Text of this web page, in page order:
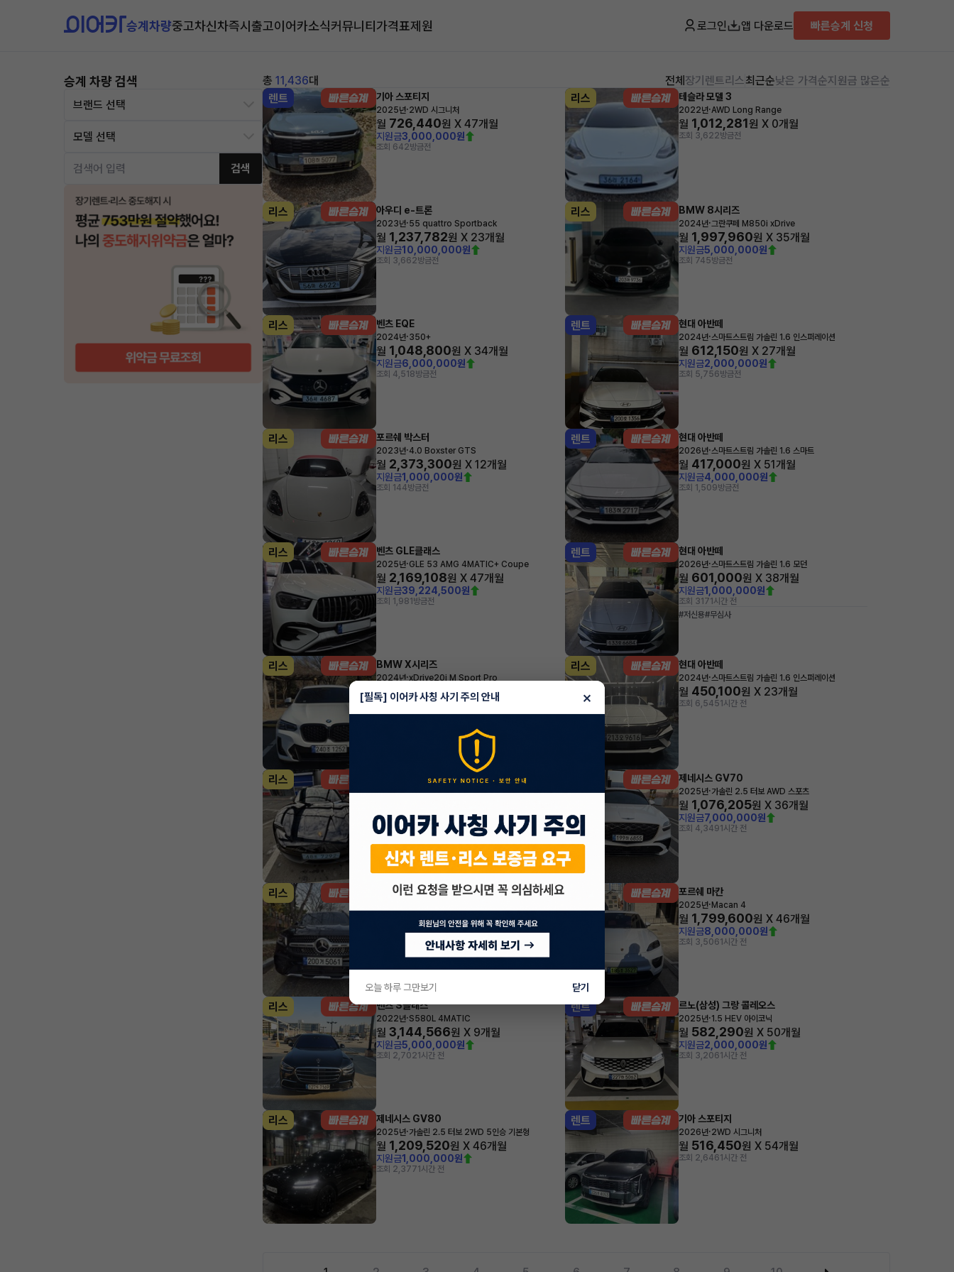
승계차량중고차신차즉시출고이어카소식커뮤니티가격표제원 로그인 앱 다운로드 빠른승계 신청
승계 차량 검색
검색
총 11,436대 전체 장기렌트리스최근순낮은 가격순지원금 많은순
렌트
기아 스포티지
2025년·2WD 시그니처
월 726,440원 X 47개월
지원금3,000,000원
조회 642방금전
리스 테슬라 모델 3
2022년·AWD Long Range
월 1,012,281원 X 0개월
조회 3,622방금전
리스 아우디 e-트론
2023년·55 quattro Sportback
월 1,237,782원 X 23개월
지원금10,000,000원
조회 3,662방금전
리스 BMW 8시리즈
2024년·그란쿠페 M850i xDrive
월 1,997,960원 X 35개월
지원금5,000,000원
조회 745방금전
리스 벤츠 EQE
2024년·350+
월 1,048,800원 X 34개월
지원금6,000,000원
조회 4,518방금전
렌트 현대 아반떼
2024년·스마트스트림 가솔린 1.6 인스퍼레이션
월 612,150원 X 27개월
지원금2,000,000원
조회 5,756방금전
리스 포르쉐 박스터
2023년·4.0 Boxster GTS
월 2,373,300원 X 12개월
지원금1,000,000원
조회 144방금전
렌트 현대 아반떼
2026년·스마트스트림 가솔린 1.6 스마트
월 417,000원 X 51개월
지원금4,000,000원
조회 1,509방금전
리스 벤츠 GLE클래스
2025년·GLE 53 AMG 4MATIC+ Coupe
월 2,169,108원 X 47개월
지원금39,224,500원
조회 1,981 방금전
렌트 현대 아반떼
2026년·스마트스트림 가솔린 1.6 모던
월 601,000원 X 38개월
지원금1,000,000원
조회 3171시간 전
#저신용#무심사
리스 BMW X시리즈
2024년·xDrive20i M Sport Pro
월 979,200 원 X29 개월
지원금 7,660,000원
조회 2,9601시간 전
리스 현대 아반떼
2024년·스마트스트림 가솔린 1.6 인스퍼레이션
월 450,100원 X 23개월
조회 6,5451시간 전
리스 포르쉐 타이칸
2023년·Taycan
지원금7,000,000원
조회 3,913 1시간 전
제네시스 GV70
2025년·가솔린 2.5 터보 AWD 스포츠
월 1,076,205원 X 36개월
지원금7,000,000원
조회 4,3491시간 전
리스 벤츠 GLB클래스
873,480원 X27개월
10,000,000원
1시간 전
포르쉐 마칸
2025년· Macan 4
월 1,799,600원 X 46개월
지원금8,000,000원
조회 3,5061시간 전
리스 벤츠 S클래스
2022년·S580L 4MATIC
월 3,144,566원 X 9개월
지원금5,000,000원
조회 2,7021시간 전
렌트 르노(삼성) 그랑 콜레오스
2025년·1.5 HEV 아이코닉
월 582,290원 X 50개월
지원금2,000,000원
조회 3,2061시간 전
리스 제네시스 GV80
2025년·가솔린 2.5 터보 2WD 5인승 기본형
월 1,209,520원 X 46개월
지원금1,000,000원
조회 2,3771시간 전
렌트 기아 스포티지
2026년·2WD 시그니처
월 516,450원 X 54개월
조회 2,6461시간 전
[필독] 이어카 사칭 사기 주의 안내 ×
오늘 하루 그만보기 닫기